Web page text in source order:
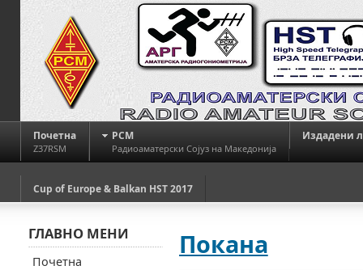
Почетна
Z37RSM
РСМ
Радиоаматерски Сојуз на Македонија
Издадени
Cup of Europe & Balkan HST 2017
Покана
ГЛАВНО МЕНИ
Почетна